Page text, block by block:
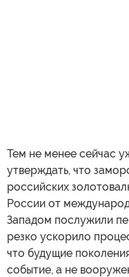
Тем не менее сейчас
утверждать, что
российских
России от
Западом послужили
резко ускорило
что будущие
событие, а не